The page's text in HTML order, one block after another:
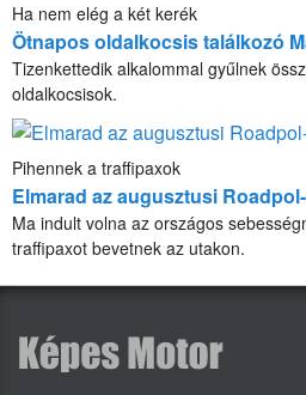
Ha nem elég a két kerék
Ötnapos oldalkocsis találkozó
Tizenkettedik alkalommal gyűlnek
oldalkocsisok.
Pihennek a traffipaxok
Elmarad az augusztusi
Ma indult volna az országos
traffipaxot bevetnek az utakon.